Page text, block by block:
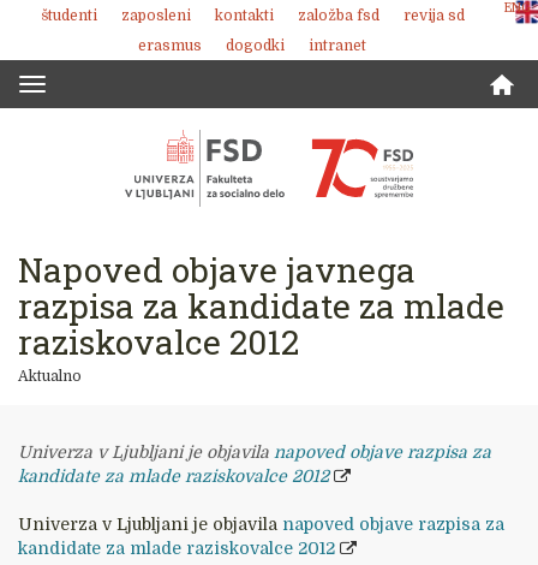
Skoči
vsebino
ENG
študenti zaposleni kontakti založba fsd
revija sd
erasmus
dogodki intranet
Napoved objave javnega
razpisa za kandidate za mlade
raziskovalce 2012
Aktualno
Univerza v Ljubljani je objavila napoved objave razpisa za
kandidate za mlade raziskovalce 2012
Univerza v Ljubljani je objavila napoved objave razpisa za
kandidate za mlade raziskovalce 2012